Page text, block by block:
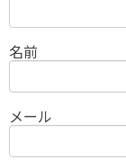
名前
メール